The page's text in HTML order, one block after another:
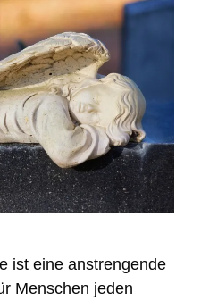
ist eine anstrengende
Menschen jeden